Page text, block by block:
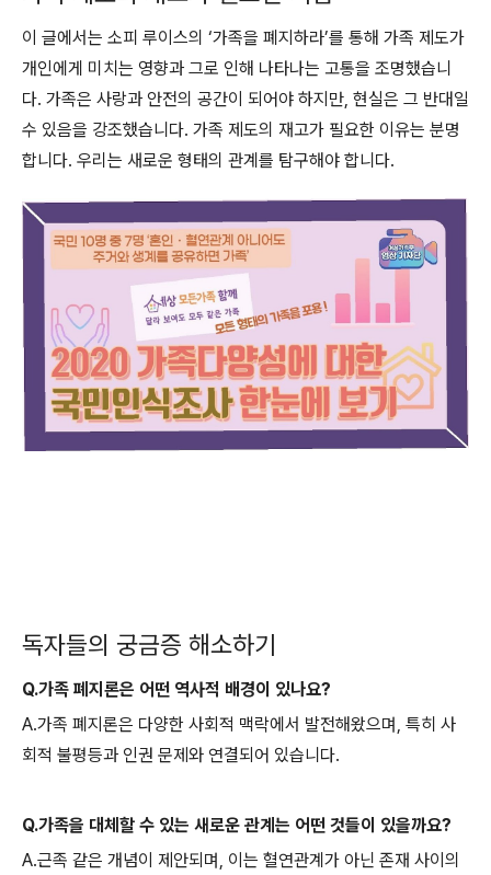
이 글에서는 소피 루이스의 ‘가족을 폐지하라’를 통해 가족 제도가
개인에게 미치는 영향과 그로 인해 나타나는 고통을 조명했습니
다. 가족은 사랑과 안전의 공간이 되어야 하지만, 현실은 그 반대일
수 있음을 강조했습니다. 가족 제도의 재고가 필요한 이유는 분명
합니다. 우리는 새로운 형태의 관계를 탐구해야 합니다.
독자들의 궁금증 해소하기
Q.가족 폐지론은 어떤 역사적 배경이 있나요?
A.가족 폐지론은 다양한 사회적 맥락에서 발전해왔으며, 특히 사
회적 불평등과 인권 문제와 연결되어 있습니다.
Q.가족을 대체할 수 있는 새로운 관계는 어떤 것들이 있을까요?
A.근족 같은 개념이 제안되며, 이는 혈연관계가 아닌 존재 사이의